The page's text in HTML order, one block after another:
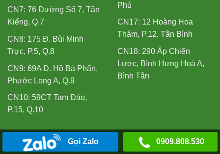
CN7: 76 Đường Số 7, Tân
Kiểng, Q.7
CN8: 175 Đ. Bùi Minh
Trực, P.5, Q.8
CN9: 69A Đ. Hồ Bá Phấn,
Phước Long A, Q.9
CN10: 59CT Tam Đảo,
P.15, Q.10
Phú
CN17: 12 Hoàng Hoa
Thám, P.12, Tân Bình
CN18: 290 Ấp Chiến
Lược, Bình Hưng Hoà A,
Bình Tân
Gọi Zalo 0909.808.530